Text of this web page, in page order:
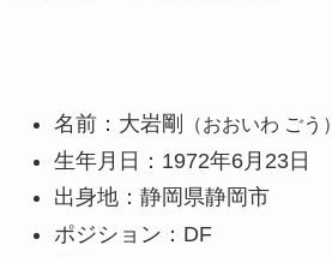
名前：大岩剛 （おおいわ ごう）
生年月日：1972年6月23日
出身地：静岡県静岡市
ポジション：DF